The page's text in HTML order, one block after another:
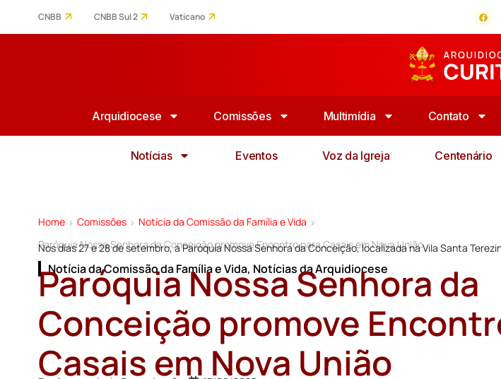
CNBB CNBB Sul 2 Vaticano
Arquidiocese Comissões Multimídia Contato
Notícias Eventos Voz da Igreja Centenário
Home > Comissões > Notícia da Comissão da Família e Vida >
Paróquia Nossa Senhora da Conceição promove Encontro para Casais em Nova União
Nos dias 27 e 28 de setembro, a Paróquia Nossa Senhora da Conceição, localizada na Vila Santa
Notícia da Comissão da Família e Vida, Notícias da Arquidiocese
Paróquia Nossa Senhora da
Conceição promove
Casais em Nova União